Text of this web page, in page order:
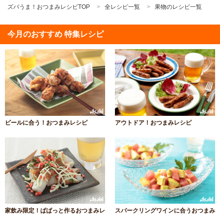
ズバうま！おつまみレシピTOP
全レシピ一覧 果物のレシピ一覧
今月のおすすめ 特集レシピ
ビールに合う！おつまみレシピ アウトドア！おつまみレシピ
家飲み限定！ぱぱっと作るおつまみレ
スパークリングワインに合うおつまみ